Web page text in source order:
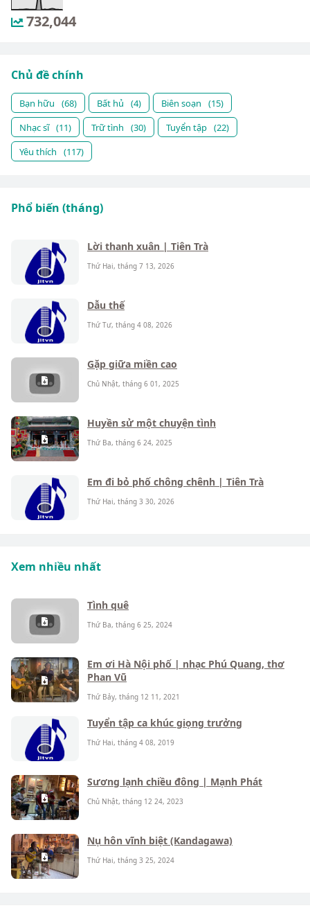
732,044
Chủ đề chính
Bạn hữu (68) Bất hủ (4) Biên soạn
(15)
Nhạc sĩ (11) Trữ tình (30) Tuyển tập (22)
Yêu thích
(117)
Phổ biến (tháng)
Lời thanh xuân | Tiên Trà
Thứ Hai, tháng 7 13, 2026
Dẫu thế
Thứ Tư, tháng 4 08, 2026
Gặp giữa miền cao
Chủ Nhật, tháng 6 01, 2025
Huyền sử một chuyện tình
Thứ Ba, tháng 6 24, 2025
Em đi bỏ phố chông chênh | Tiên Trà
Thứ Hai, tháng 3 30, 2026
Xem nhiều nhất
Tình quê
Thứ Ba, tháng 6 25, 2024
Em ơi Hà Nội phố | nhạc Phú Quang, thơ
Phan Vũ
Thứ Bảy, tháng 12 11, 2021
Tuyển tập ca khúc giọng trưởng
Thứ Hai, tháng 4 08, 2019
Sương lạnh chiều đông | Mạnh Phát
Chủ Nhật, tháng 12 24, 2023
Nụ hôn vĩnh biệt (Kandagawa)
Thứ Hai, tháng 3 25, 2024